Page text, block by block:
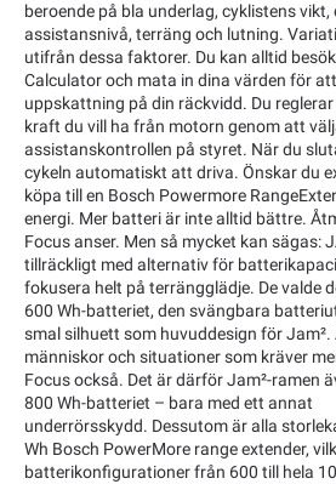
beroende på bla underlag, cyklistens
assistansnivå, terräng och lutning.
utifrån dessa faktorer. Du kan alltid
Calculator och mata in dina värden för
uppskattning på din räckvidd. Du
kraft du vill ha från motorn genom att
assistanskontrollen på styret. När du
cykeln automatiskt att driva. Önskar du
köpa till en Bosch Powermore
energi. Mer batteri är inte alltid bättre.
Focus anser. Men så mycket kan sägas:
tillräckligt med alternativ för
fokusera helt på terrängglädje. De valde
600 Wh-batteriet, den svängbara
smal silhuett som huvuddesign för Jam².
människor och situationer som kräver
Focus också. Det är därför Jam²-ramen
800 Wh-batteriet – bara med ett annat
underrörsskydd. Dessutom är alla
Wh Bosch PowerMore range extender,
batterikonfigurationer från 600 till hela